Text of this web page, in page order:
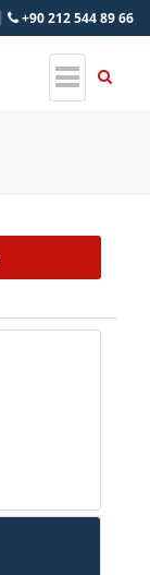
+90 212 544 89 66